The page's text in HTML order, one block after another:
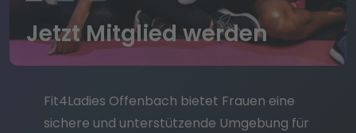
Jetzt Mitglied werden
Fit4Ladies Offenbach bietet Frauen eine
sichere und unterstützende Umgebung für